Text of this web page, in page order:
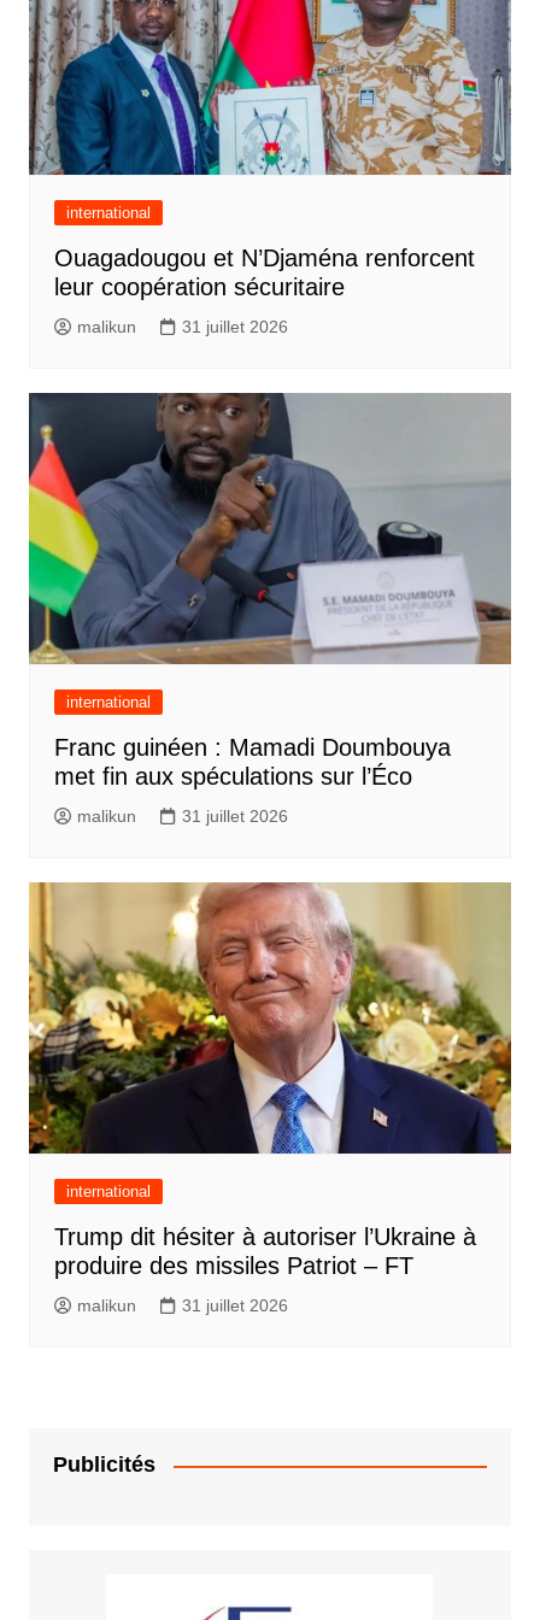
international
Ouagadougou et N’Djaména renforcent
leur coopération sécuritaire
malikun 31 juillet 2026
international
Franc guinéen : Mamadi Doumbouya
met fin aux spéculations sur l’Éco
malikun 31 juillet 2026
international
Trump dit hésiter à autoriser l’Ukraine à
produire des missiles Patriot – FT
malikun 31 juillet 2026
Publicités